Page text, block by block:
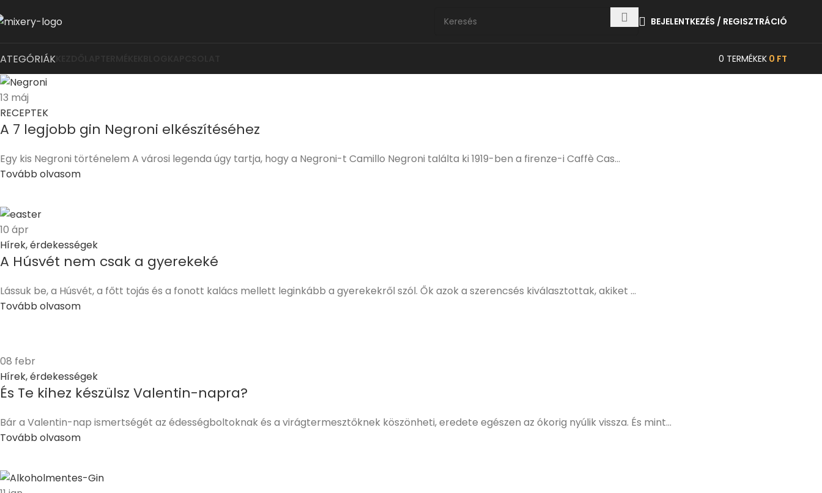
BEJELENTKEZÉS / REGISZTRÁCIÓ
0 TERMÉKEK 0 FT
13 máj
RECEPTEK
A 7 legjobb gin Negroni elkészítéséhez
Egy kis Negroni történelem A városi legenda úgy tartja, hogy a Negroni-t Camillo Negroni találta ki 1919-ben a firenze-i Caffè Cas...
Tovább olvasom
10 ápr
Hírek, érdekességek
A Húsvét nem csak a gyerekeké
Lássuk be, a Húsvét, a főtt tojás és a fonott kalács mellett leginkább a gyerekekről szól. Ők azok a szerencsés kiválasztottak, akiket ...
Tovább olvasom
08 febr
Hírek, érdekességek
És Te kihez készülsz Valentin-napra?
Bár a Valentin-nap ismertségét az édességboltoknak és a virágtermesztőknek köszönheti, eredete egészen az ókorig nyúlik vissza. És mint...
Tovább olvasom